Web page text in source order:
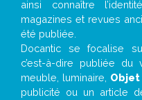
ainsi connaître
magazines et revues
été publiée.
Docantic se focalise
c’est-à-dire publiée du
meuble, luminaire, Objet
publicité ou un article